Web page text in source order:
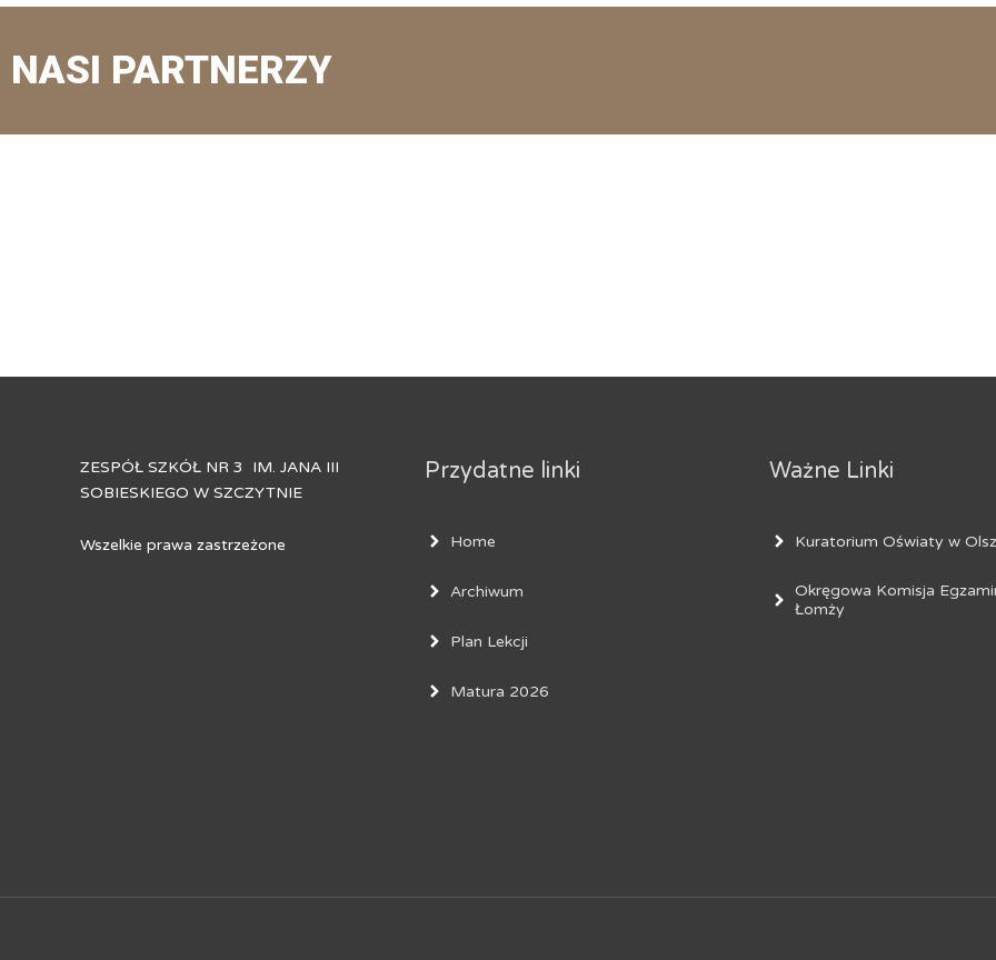
NASI PARTNERZY
ZESPÓŁ SZKÓŁ NR 3 IM. JANA III
SOBIESKIEGO W SZCZYTNIE
Wszelkie prawa zastrzeżone
Przydatne linki
Home
Archiwum
Plan Lekcji
Matura 2026
Ważne Linki
Kuratorium Oświaty w
Okręgowa Komisja
Łomży